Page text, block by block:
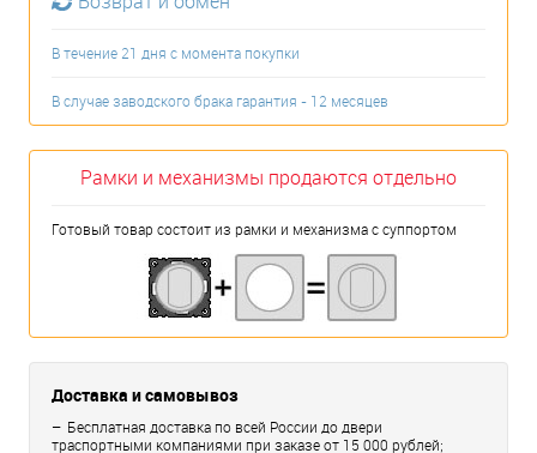
В течение 21 дня с момента покупки
В случае заводского брака гарантия - 12 месяцев
Рамки и механизмы продаются отдельно
Готовый товар состоит из рамки и механизма с суппортом
Доставка и самовывоз
Бесплатная доставка по всей России до двери
траспортными компаниями при заказе от 15 000 рублей;